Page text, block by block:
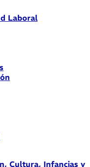
Laboral
Cultura, Infancias y